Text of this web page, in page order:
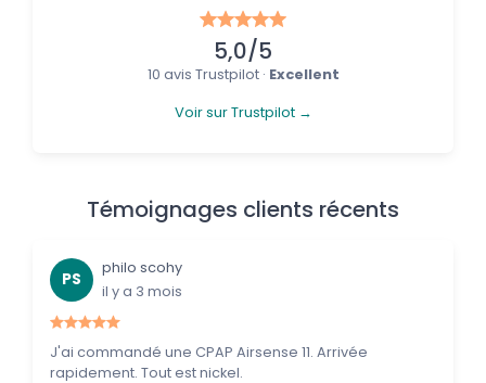
5,0/5
10 avis Trustpilot · Excellent
Voir sur Trustpilot →
Témoignages clients récents
PS
philo scohy
il y a 3 mois
J'ai commandé une CPAP Airsense 11. Arrivée
rapidement. Tout est nickel.